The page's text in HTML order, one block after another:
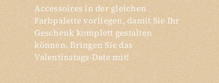
Accessoires in der gleichen
Farbpalette vorliegen, damit Sie Ihr
Geschenk komplett gestalten
können. Bringen Sie das
Valentinstags-Date mit!